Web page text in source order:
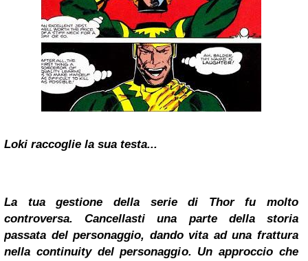
Loki raccoglie la sua testa...
La tua gestione della serie di Thor fu molto
controversa. Cancellasti una parte della storia
passata del personaggio, dando vita ad una frattura
nella continuity del personaggio. Un approccio che